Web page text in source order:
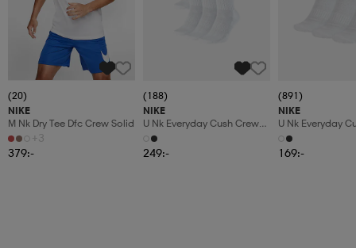
(20)
NIKE
M Nk Dry Tee Dfc Crew Solid
+3
379:-
(188)
NIKE
U Nk Everyday Cush Crew
6pr-Bd
249:-
(891)
NIKE
U Nk Everyday
3pr
169:-